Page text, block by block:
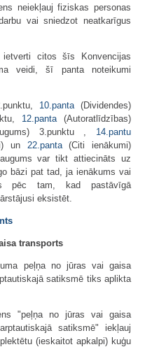
neiekļauj fiziskas personas
vai sniedzot neatkarīgus
citos šīs Konvencijas
veidi, šī panta noteikumi
10.panta(Dividendes)
12.panta(Autoratlīdzības)
3.punktu , 14.pantu
un 22.panta(Citi ienākumi)
var tikt attiecināts uz
bāzi pat tad, ja ienākums vai
pēc tam, kad pastāvīgā
eksistēt.
transports
peļņa no jūras vai gaisa
satiksmē tiks aplikta
"peļņa no jūras vai gaisa
satiksmē" iekļauj
(ieskaitot apkalpi) kuģu